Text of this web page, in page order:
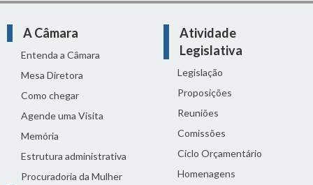
A Câmara
Entenda a Câmara
Mesa Diretora
Como chegar
Agende uma Visita
Memória
Estrutura administrativa
Procuradoria da Mulher
Atividade
Legislativa
Legislação
Proposições
Reuniões
Comissões
Ciclo Orçamentário
Homenagens